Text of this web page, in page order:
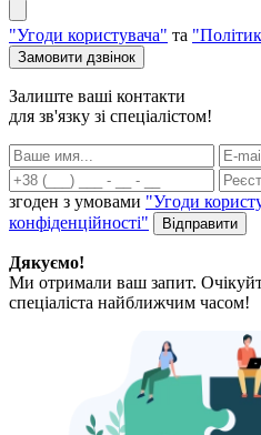
"Угоди користувача" та
Залиште ваші контакти
для зв'язку зі спеціалістом!
згоден з умовами "Угоди
конфіденційності"
Дякуємо!
Ми отримали ваш запит.
спеціаліста найближчим часом!